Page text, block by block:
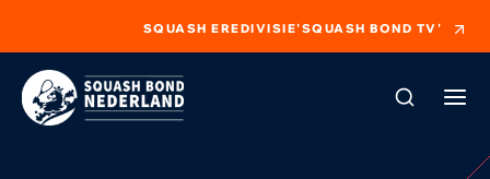
SQUASH EREDIVISIE'SQUASH BOND TV'